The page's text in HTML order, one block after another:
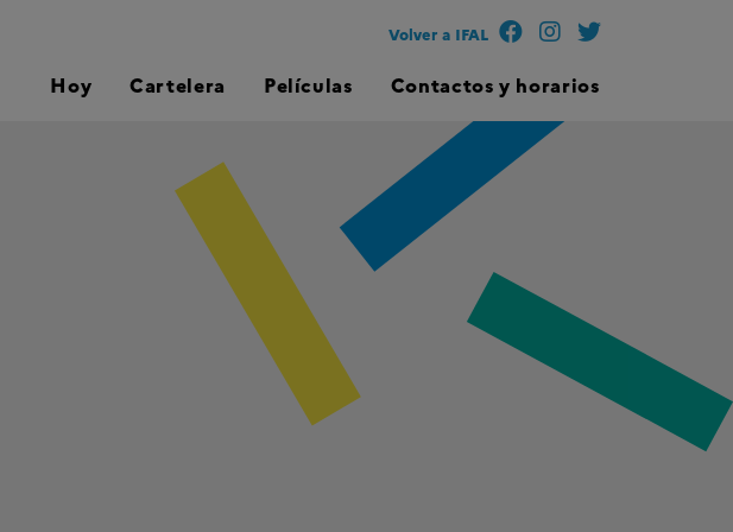
Volver a IFAL
Hoy Cartelera Películas Contactos y horarios